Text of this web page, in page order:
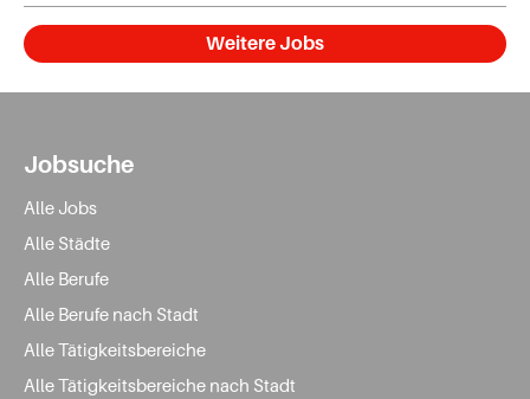
Weitere Jobs
Jobsuche
Alle Jobs
Alle Städte
Alle Berufe
Alle Berufe nach Stadt
Alle Tätigkeitsbereiche
Alle Tätigkeitsbereiche nach Stadt